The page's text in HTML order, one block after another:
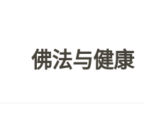
佛法与健康